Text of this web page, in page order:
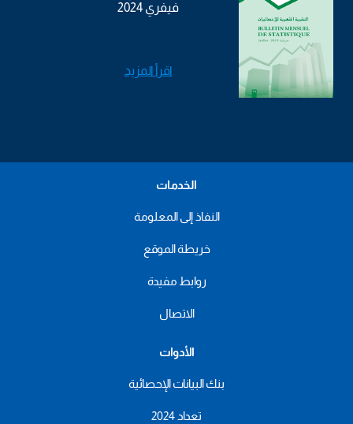
فيفري 2024
اقرأ المزيد
الخدمات
النفاذ إلى المعلومة
خريطة الموقع
روابط مفيدة
الاتصال
الأدوات
بنك البيانات الإحصائية
تعداد 2024